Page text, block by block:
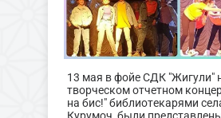
13 мая в фойе СДК "Жигули"
творческом отчетном
на бис!" библиотекарями